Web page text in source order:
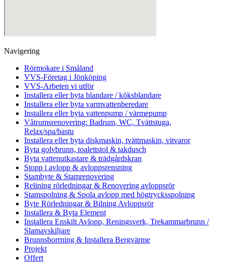
Navigering
Rörmokare i Småland
VVS-Företag i Jönköping
VVS-Arbeten vi utför
Installera eller byta blandare / köksblandare
Installera eller byta varmvattenberedare
Installera eller byta vattenpump / värmepump
Våtrumsrenovering: Badrum, WC, Tvättstuga,
Relax/spa/bastu
Installera eller byta diskmaskin, tvättmaskin, vitvaror
Byta golvbrunn, toalettstol & takdusch
Byta vattenutkastare & trädgårdskran
Stopp i avlopp & avloppsrensning
Stambyte & Stamrenovering
Relining rörledningar & Renovering avloppsrör
Stamspolning & Spola avlopp med högtrycksspolning
Byte Rörledningar & Bilning Avloppsrör
Installera & Byta Element
Installera Enskilt Avlopp, Reningsverk, Trekammarbrunn /
Slamavskiljare
Brunnsborrning & Installera Bergvärme
Projekt
Offert